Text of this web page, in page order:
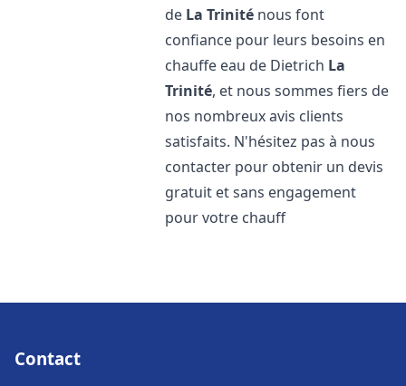
de La Trinité nous font
confiance pour leurs besoins en
chauffe eau de Dietrich La
Trinité, et nous sommes fiers de
nos nombreux avis clients
satisfaits. N'hésitez pas à nous
contacter pour obtenir un devis
gratuit et sans engagement
pour votre chauff
Contact